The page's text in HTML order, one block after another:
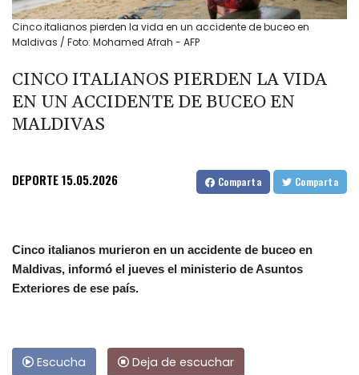
Cinco italianos pierden la vida en un accidente de buceo en
Maldivas / Foto: Mohamed Afrah - AFP
CINCO ITALIANOS PIERDEN LA VIDA
EN UN ACCIDENTE DE BUCEO EN
MALDIVAS
DEPORTE15.05.2026 Comparta Comparta
Cinco italianos murieron en un accidente de buceo en
Maldivas, informó el jueves el ministerio de Asuntos
Exteriores de ese país.
Escucha Deja de escuchar